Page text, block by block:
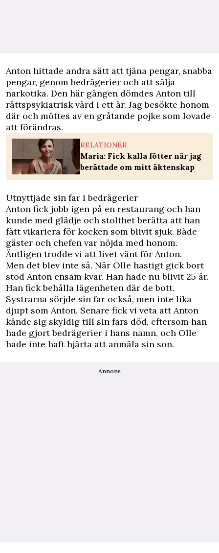
Anton hittade andra sätt att tjäna pengar, snabba
pengar, genom bedrägerier och att sälja
narkotika. Den här gången dömdes Anton till
rättspsykiatrisk vård i ett år. Jag besökte honom
där och möttes av en gråtande pojke som lovade
att förändras.
RELATIONER
Maria: Fick kalla fötter när jag
berättade om mitt äktenskap
Utnyttjade sin far i bedrägerier
Anton fick jobb igen på en restaurang och han
kunde med glädje och stolthet berätta att han
fått vikariera för kocken som blivit sjuk. Både
gäster och chefen var nöjda med honom.
Äntligen trodde vi att livet vänt för Anton.
Men det blev inte så. När Olle hastigt gick bort
stod Anton ensam kvar. Han hade nu blivit 25 år.
Han fick behålla lägenheten där de bott.
Systrarna sörjde sin far också, men inte lika
djupt som Anton. Senare fick vi veta att Anton
kände sig skyldig till sin fars död, ­eftersom han
hade gjort ­bedrägerier i hans namn, och Olle
hade inte haft hjärta att ­anmäla sin son.
Annons